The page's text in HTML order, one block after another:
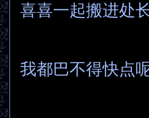
喜喜一起搬进处
我都巴不得快点